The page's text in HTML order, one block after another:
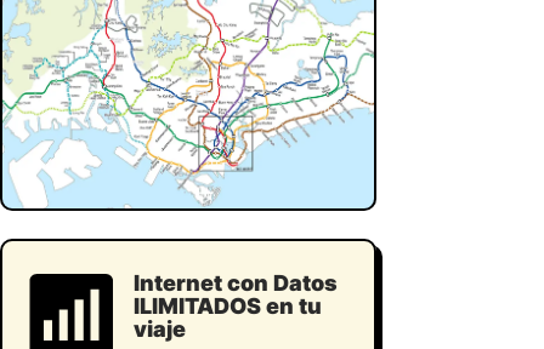
Internet con Datos
ILIMITADOS en tu
viaje